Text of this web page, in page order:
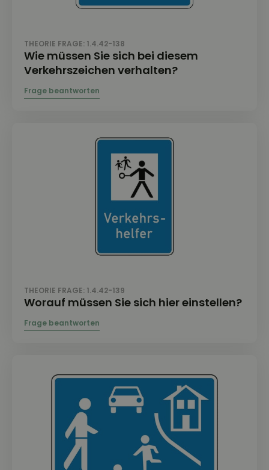
THEORIE FRAGE: 1.4.42-138
Wie müssen Sie sich bei diesem
Verkehrszeichen verhalten?
THEORIE FRAGE: 1.4.42-139
Worauf müssen Sie sich hier einstellen?